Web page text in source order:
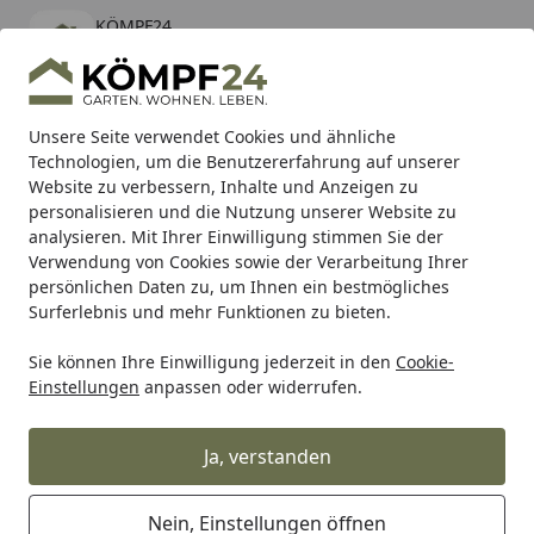
Unsere Seite verwendet Cookies und ähnliche
Technologien, um die Benutzererfahrung auf unserer
Website zu verbessern, Inhalte und Anzeigen zu
personalisieren und die Nutzung unserer Website zu
analysieren. Mit Ihrer Einwilligung stimmen Sie der
Verwendung von Cookies sowie der Verarbeitung Ihrer
persönlichen Daten zu, um Ihnen ein bestmögliches
Surferlebnis und mehr Funktionen zu bieten.
Sie können Ihre Einwilligung jederzeit in den Cookie-
Einstellungen anpassen oder widerrufen.
Ja, verstanden
Nein, Einstellungen öffnen
KÖMPF24
kostenlos - Im App Store
Hotline
Alle Produkte
Mein Konto
Suchen
Karibu Pools inkl. gratis Sandfilteranlage & Pool-
Starterset (Gesamtwert bis 468,99€)
Startseite
Auto & Zweirad Motorradzubehör & Werkzeuge
Supersprox Alu-Kettenrad 530 39Z